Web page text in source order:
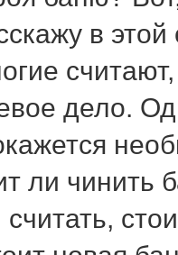
в этой
дело.
ли чинить